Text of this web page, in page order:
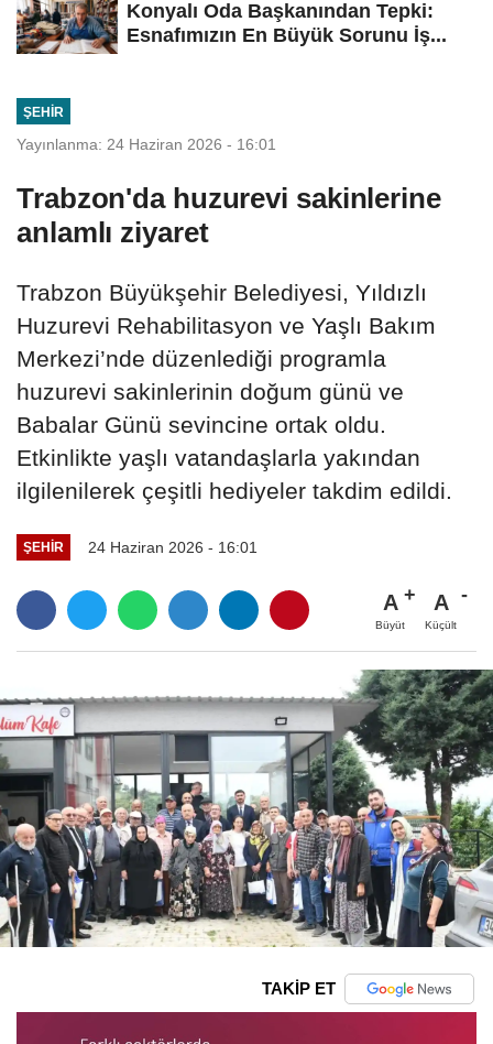
Konyalı Oda Başkanından Tepki:
Esnafımızın En Büyük Sorunu İş...
ŞEHIR
Yayınlanma: 24 Haziran 2026 - 16:01
Trabzon'da huzurevi sakinlerine
anlamlı ziyaret
Trabzon Büyükşehir Belediyesi, Yıldızlı
Huzurevi Rehabilitasyon ve Yaşlı Bakım
Merkezi’nde düzenlediği programla
huzurevi sakinlerinin doğum günü ve
Babalar Günü sevincine ortak oldu.
Etkinlikte yaşlı vatandaşlarla yakından
ilgilenilerek çeşitli hediyeler takdim edildi.
ŞEHIR 24 Haziran 2026 - 16:01
A
Büyüt
A
Küçült
TAKİP ET